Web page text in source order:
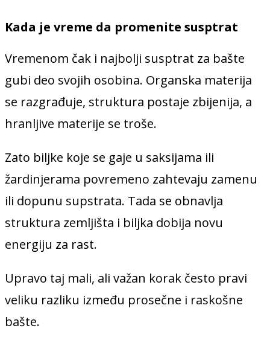
Kada je vreme da promenite susptrat
Vremenom čak i najbolji susptrat za bašte
gubi deo svojih osobina. Organska materija
se razgrađuje, struktura postaje zbijenija, a
hranljive materije se troše.
Zato biljke koje se gaje u saksijama ili
žardinjerama povremeno zahtevaju zamenu
ili dopunu supstrata. Tada se obnavlja
struktura zemljišta i biljka dobija novu
energiju za rast.
Upravo taj mali, ali važan korak često pravi
veliku razliku između prosečne i raskošne
bašte.